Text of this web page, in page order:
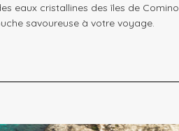
eaux cristallines des îles de Comino
savoureuse à votre voyage.